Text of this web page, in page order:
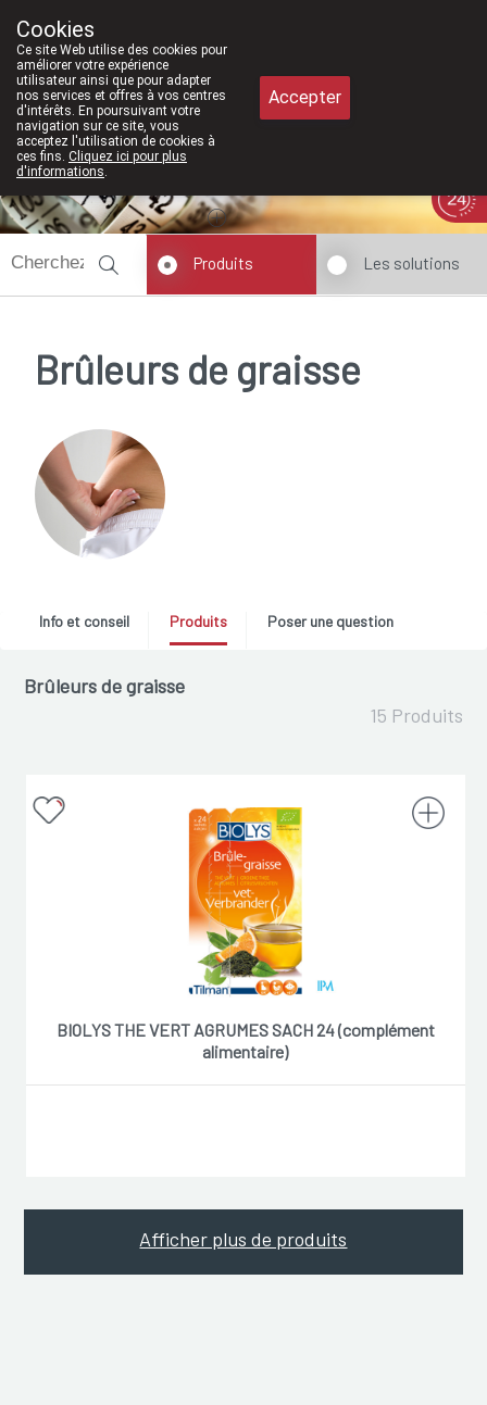
nous serons à nouveau ouverts le samedi de 8h30 à 12h30.
Produits Les solutions
Brûleurs de graisse
Info et conseil Produits Poser une question
Brûleurs de graisse
15 Produits
BIOLYS THE VERT AGRUMES SACH 24 (complément
alimentaire)
Afficher plus de produits
Cookies
Ce site Web utilise des cookies pour
améliorer votre expérience
utilisateur ainsi que pour adapter
nos services et offres à vos centres
d'intérêts. En poursuivant votre
navigation sur ce site, vous
acceptez l'utilisation de cookies à
ces fins. Cliquez ici pour plus
d'informations.
Accepter